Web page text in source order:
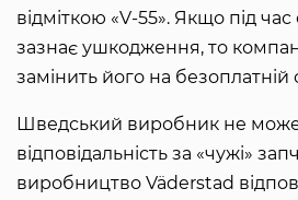
відміткою «V-55». Якщо під час
зазнає ушкодження, то
замінить його на безоплатній
Шведський виробник не
відповідальність за «чужі»
виробництво Väderstad